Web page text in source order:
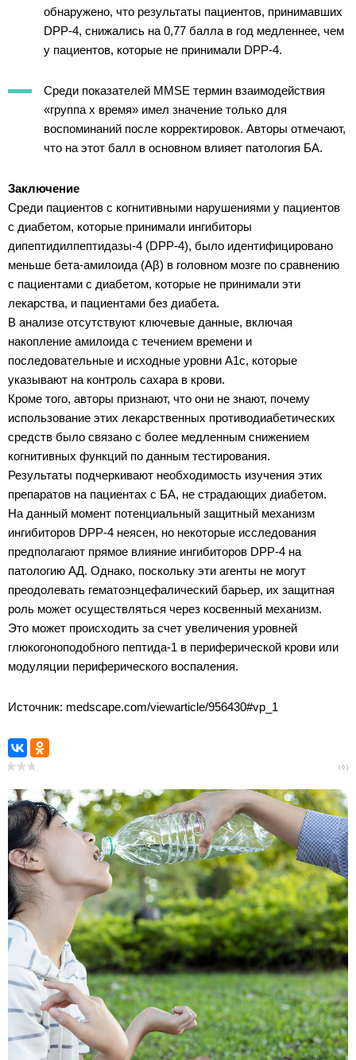
обнаружено, что результаты пациентов, принимавших
DPP-4, снижались на 0,77 балла в год медленнее, чем
у пациентов, которые не принимали DPP-4.
Среди показателей MMSE термин взаимодействия
«группа х время» имел значение только для
воспоминаний после корректировок. Авторы отмечают,
что на этот балл в основном влияет патология БА.
Заключение
Среди пациентов с когнитивными нарушениями у пациентов
с диабетом, которые принимали ингибиторы
дипептидилпептидазы-4 (DPP-4), было идентифицировано
меньше бета-амилоида (Aβ) в головном мозге по сравнению
с пациентами с диабетом, которые не принимали эти
лекарства, и пациентами без диабета.
В анализе отсутствуют ключевые данные, включая
накопление амилоида с течением времени и
последовательные и исходные уровни A1c, которые
указывают на контроль сахара в крови.
Кроме того, авторы признают, что они не знают, почему
использование этих лекарственных противодиабетических
средств было связано с более медленным снижением
когнитивных функций по данным тестирования.
Результаты подчеркивают необходимость изучения этих
препаратов на пациентах с БА, не страдающих диабетом.
На данный момент потенциальный защитный механизм
ингибиторов DPP-4 неясен, но некоторые исследования
предполагают прямое влияние ингибиторов DPP-4 на
патологию АД. Однако, поскольку эти агенты не могут
преодолевать гематоэнцефалический барьер, их защитная
роль может осуществляться через косвенный механизм.
Это может происходить за счет увеличения уровней
глюкогоноподобного пептида-1 в периферической крови или
модуляции периферического воспаления.
Источник: medscape.com/viewarticle/956430#vp_1
( 0 )